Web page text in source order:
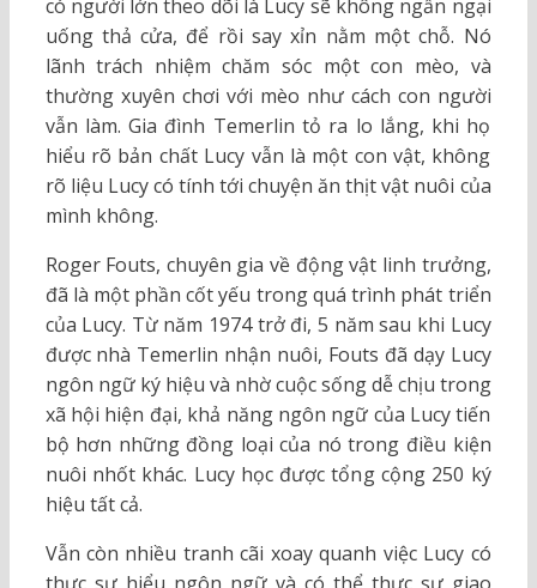
có người lớn theo dõi là Lucy sẽ không ngần ngại
uống thả cửa, để rồi say xỉn nằm một chỗ. Nó
lãnh trách nhiệm chăm sóc một con mèo, và
thường xuyên chơi với mèo như cách con người
vẫn làm. Gia đình Temerlin tỏ ra lo lắng, khi họ
hiểu rõ bản chất Lucy vẫn là một con vật, không
rõ liệu Lucy có tính tới chuyện ăn thịt vật nuôi của
mình không.
Roger Fouts, chuyên gia về động vật linh trưởng,
đã là một phần cốt yếu trong quá trình phát triển
của Lucy. Từ năm 1974 trở đi, 5 năm sau khi Lucy
được nhà Temerlin nhận nuôi, Fouts đã dạy Lucy
ngôn ngữ ký hiệu và nhờ cuộc sống dễ chịu trong
xã hội hiện đại, khả năng ngôn ngữ của Lucy tiến
bộ hơn những đồng loại của nó trong điều kiện
nuôi nhốt khác. Lucy học được tổng cộng 250 ký
hiệu tất cả.
Vẫn còn nhiều tranh cãi xoay quanh việc Lucy có